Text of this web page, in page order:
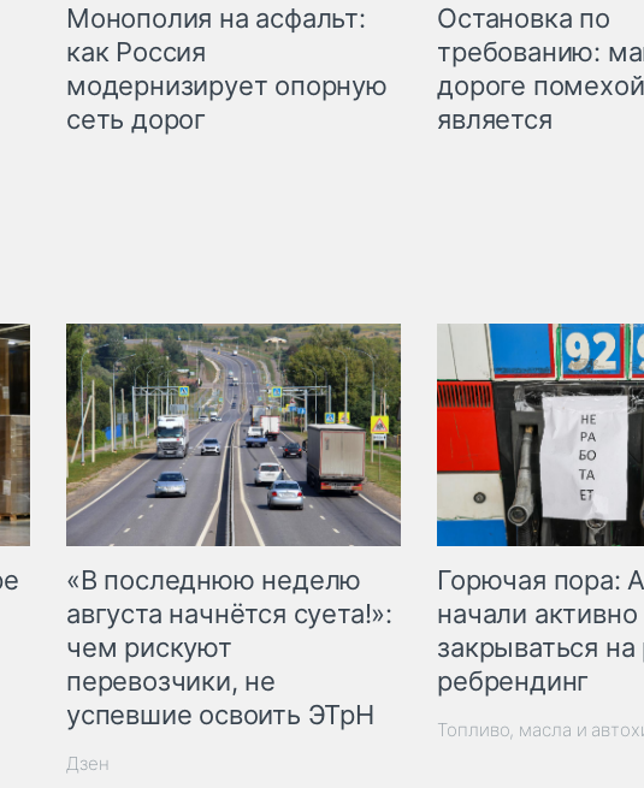
Монополия на асфальт:
как Россия
модернизирует опорную
сеть дорог
Остановка по
требованию:
дороге
является
«В последнюю неделю
августа начнётся суета!»:
чем рискуют
перевозчики, не
успевшие освоить ЭТрН
Дзен
Горючая пора:
начали активно
закрываться
ребрендинг
Топливо, масла и